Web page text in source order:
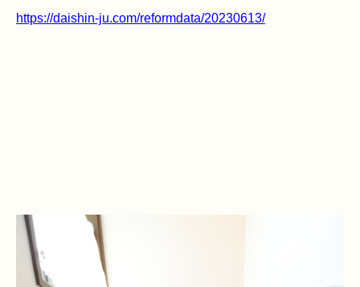
https://daishin-ju.com/reformdata/20230613/